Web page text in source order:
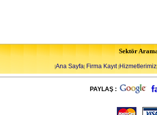
Sektör
|Ana Sayfa| Firma Kayıt|Hizmetlerimiz|
PAYLAŞ :